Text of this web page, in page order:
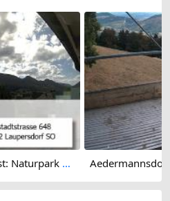
Laupersdorf › South-west: Naturpark Thal